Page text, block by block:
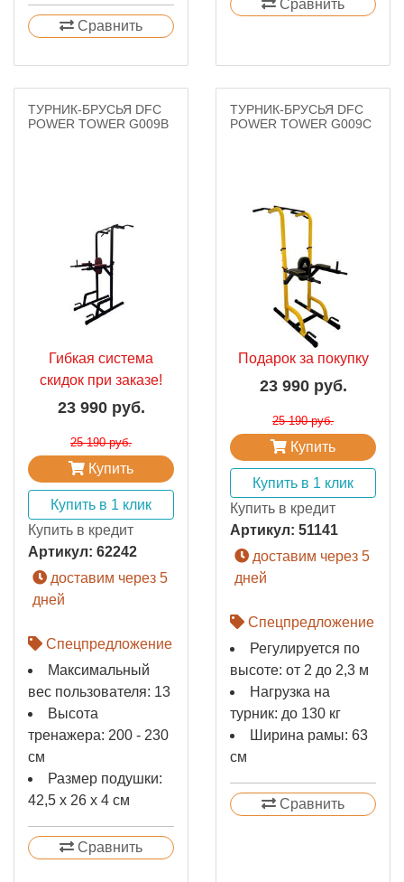
Сравнить
Сравнить
ТУРНИК-БРУСЬЯ DFC
POWER TOWER G009B
Гибкая система
скидок при заказе!
23 990 руб.
25 190 руб.
Купить
Купить в 1 клик
Купить в кредит
Артикул: 62242
доставим через 5
дней
Спецпредложение
Максимальный
вес пользователя: 13
Высота
тренажера: 200 - 230
см
Размер подушки:
42,5 х 26 х 4 см
Сравнить
ТУРНИК-БРУСЬЯ DFC
POWER TOWER G009C
Подарок за покупку
23 990 руб.
25 190 руб.
Купить
Купить в 1 клик
Купить в кредит
Артикул: 51141
доставим через 5
дней
Спецпредложение
Регулируется по
высоте: от 2 до 2,3 м
Нагрузка на
турник: до 130 кг
Ширина рамы: 63
см
Сравнить